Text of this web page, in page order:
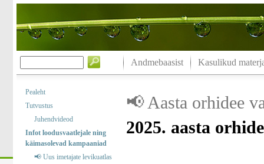
Andmebaasist Kasulikud
Pealeht
Tutvustus
Juhendvideod
Infot loodusvaatlejale ning
käimasolevad kampaaniad
📢 Uus imetajate levikuatlas
📢 Aasta orhidee
2025. aasta